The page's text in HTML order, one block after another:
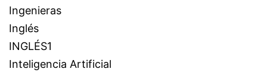
Ingenieras
Inglés
INGLÉS1
Inteligencia Artificial